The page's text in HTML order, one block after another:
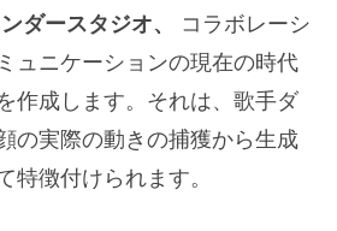
ダースタジオ、
コラボレーシ
ュニケーションの現在の時代
作成します。それは、歌手ダ
の実際の動きの捕獲から生成
特徴付けられます。